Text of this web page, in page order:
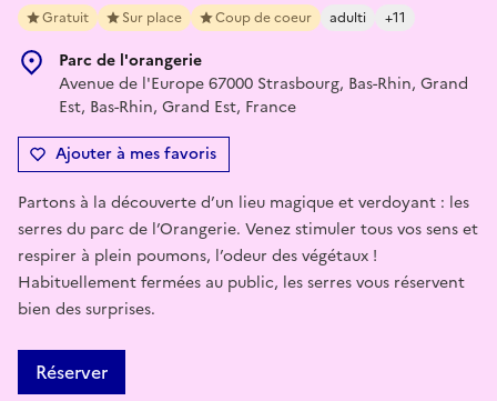
Gratuit Sur place Coup de coeur adulti +11
Parc de l'orangerie
Avenue de l'Europe 67000 Strasbourg, Bas-Rhin, Grand
Est, Bas-Rhin, Grand Est, France
Ajouter à mes favoris
Partons à la découverte d’un lieu magique et verdoyant : les
serres du parc de l’Orangerie. Venez stimuler tous vos sens et
respirer à plein poumons, l’odeur des végétaux !
Habituellement fermées au public, les serres vous réservent
bien des surprises.
Réserver